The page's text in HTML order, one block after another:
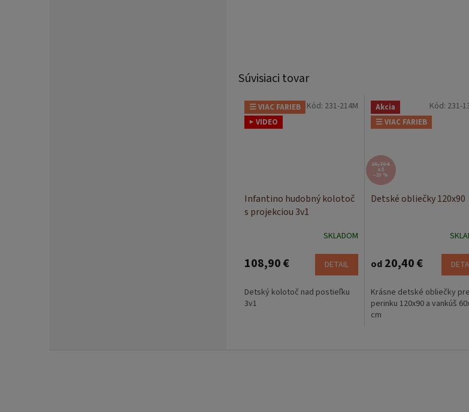
Súvisiaci tovar
☰ VIAC FARIEB
▶ VIDEO
Infantino hudobný kolotoč
s projekciou 3v1
SKLADOM
108,90 € DETAIL
Detský kolotoč nad postieľku
3v1
Kód: 231-214M
Akcia
☰ VIAC FARIEB
26,70 €
až
–23 %
Detské obliečky 120x90
od20,40 €
Krásne detské obliečky pre
perinku 120x90 a vankúš
cm
Kód: 231-